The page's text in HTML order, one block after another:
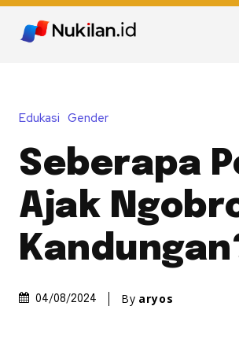
Edukasi Gender
Seberapa
Ajak
04/08/2024 By aryos